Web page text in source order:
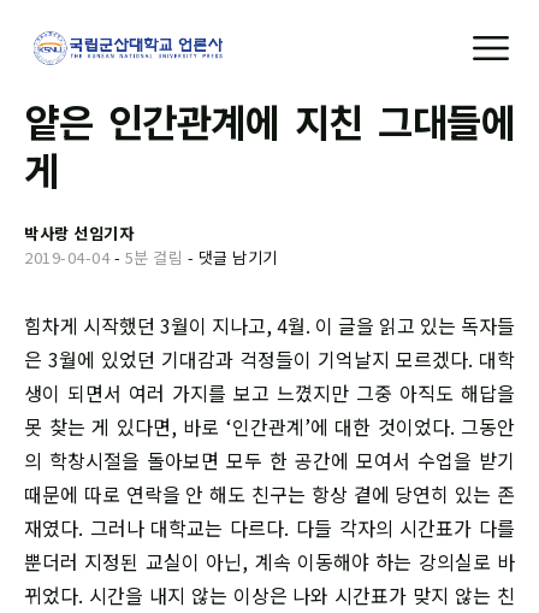
얕은 인간관계에 지친 그대들에
게
박사랑 선임기자
2019-04-04- 5분 걸림 - 댓글 남기기
힘차게 시작했던 3월이 지나고, 4월. 이 글을 읽고 있는 독자들
은 3월에 있었던 기대감과 걱정들이 기억날지 모르겠다. 대학
생이 되면서 여러 가지를 보고 느꼈지만 그중 아직도 해답을
못 찾는 게 있다면, 바로 ‘인간관계’에 대한 것이었다. 그동안
의 학창시절을 돌아보면 모두 한 공간에 모여서 수업을 받기
때문에 따로 연락을 안 해도 친구는 항상 곁에 당연히 있는 존
재였다. 그러나 대학교는 다르다. 다들 각자의 시간표가 다를
뿐더러 지정된 교실이 아닌, 계속 이동해야 하는 강의실로 바
뀌었다. 시간을 내지 않는 이상은 나와 시간표가 맞지 않는 친